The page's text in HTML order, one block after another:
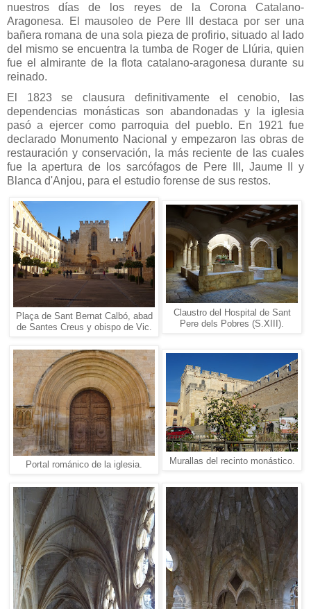
nuestros días de los reyes de la Corona Catalano-
Aragonesa. El mausoleo de Pere III destaca por ser una
bañera romana de una sola pieza de profirio, situado al lado
del mismo se encuentra la tumba de Roger de Llúria, quien
fue el almirante de la flota catalano-aragonesa durante su
reinado.
El 1823 se clausura definitivamente el cenobio, las
dependencias monásticas son abandonadas y la iglesia
pasó a ejercer como parroquia del pueblo. En 1921 fue
declarado Monumento Nacional y empezaron las obras de
restauración y conservación, la más reciente de las cuales
fue la apertura de los sarcófagos de Pere III, Jaume II y
Blanca d'Anjou, para el estudio forense de sus restos.
Plaça de Sant Bernat Calbó, abad
de Santes Creus y obispo de Vic.
Claustro del Hospital de Sant
Pere dels Pobres (S.XIII).
Portal románico de la iglesia. Murallas del recinto monástico.